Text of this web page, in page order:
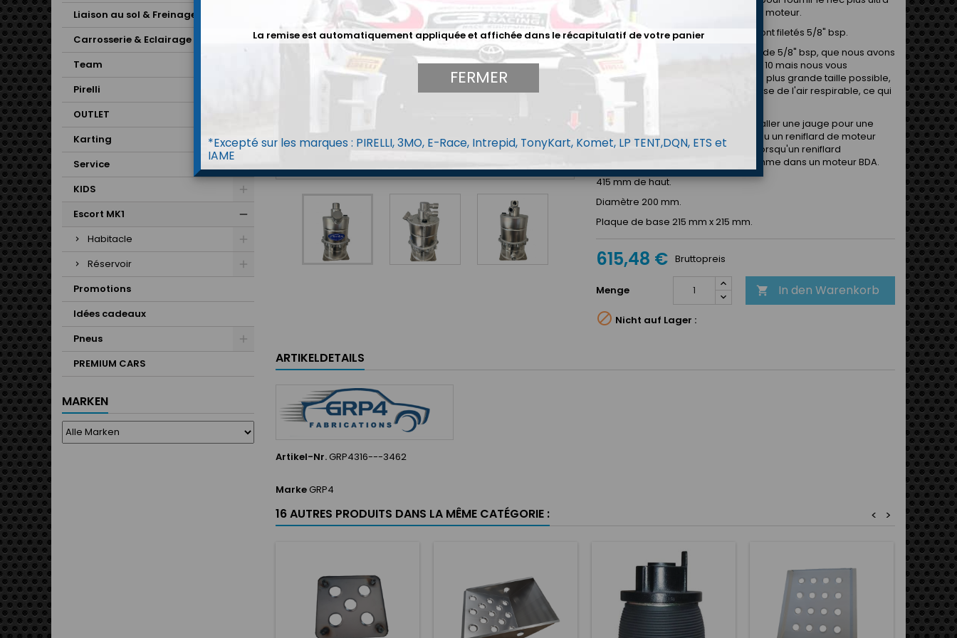
Liaison au sol & Freinage
Carrosserie & Eclairage
Team
Pirelli
OUTLET
Karting
Service
KIDS
Escort MK1
Habitacle
Réservoir
Promotions
Idées cadeaux
Pneus
PREMIUM CARS
MARKEN
en matière de protection pour votre moteur.
Les raccords d'entrée et de sortie sont filetés 5/8" bsp.
La sortie du reniflard est également de 5/8" bsp, que nous avons
des adaptateurs pour Dash 12, Dash 10 mais nous vous
recommandons de garder cela à la plus grande taille possible,
car le plus gros tuyau ralentit la vitesse de l'air respirable, ce qui
réduit tout siphonnage d'huile.
Maintenant avec la possibilité d'installer une jauge pour une
vérification facile du niveau d'huile ou un reniflard de moteur
Dash 8 ou Dash 10 supplémentaire lorsqu'un reniflard
supplémentaire est nécessaire comme dans un moteur BDA.
415 mm de haut.
Diamètre 200 mm.
Plaque de base 215 mm x 215 mm.
615,48 € Bruttopreis
Menge  In den Warenkorb
 Nicht auf Lager :
ARTIKELDETAILS
Artikel-Nr.GRP4316---3462
MarkeGRP4
16 AUTRES PRODUITS DANS LA MÊME CATÉGORIE : >
<
La remise est automatiquement appliquée et affichée dans le récapitulatif de votre panier
FERMER
*Excepté sur les marques : PIRELLI, 3MO, E-Race, Intrepid, TonyKart, Komet, LP TENT,DQN, ETS et
IAME